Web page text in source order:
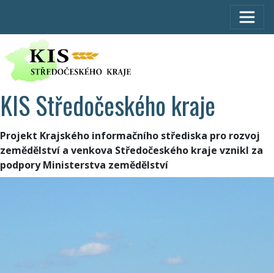
KIS Středočeského kraje
Projekt Krajského informačního střediska pro rozvoj
zemědělství a venkova Středočeského kraje vznikl za
podpory Ministerstva zemědělství